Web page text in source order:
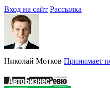
Вход на сайт Рассылка
Николай Мотков Принимает